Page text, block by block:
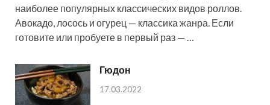
наиболее популярных классических видов роллов.
Авокадо, лосось и огурец — классика жанра. Если
готовите или пробуете в первый раз — …
Гюдон
17.03.2022